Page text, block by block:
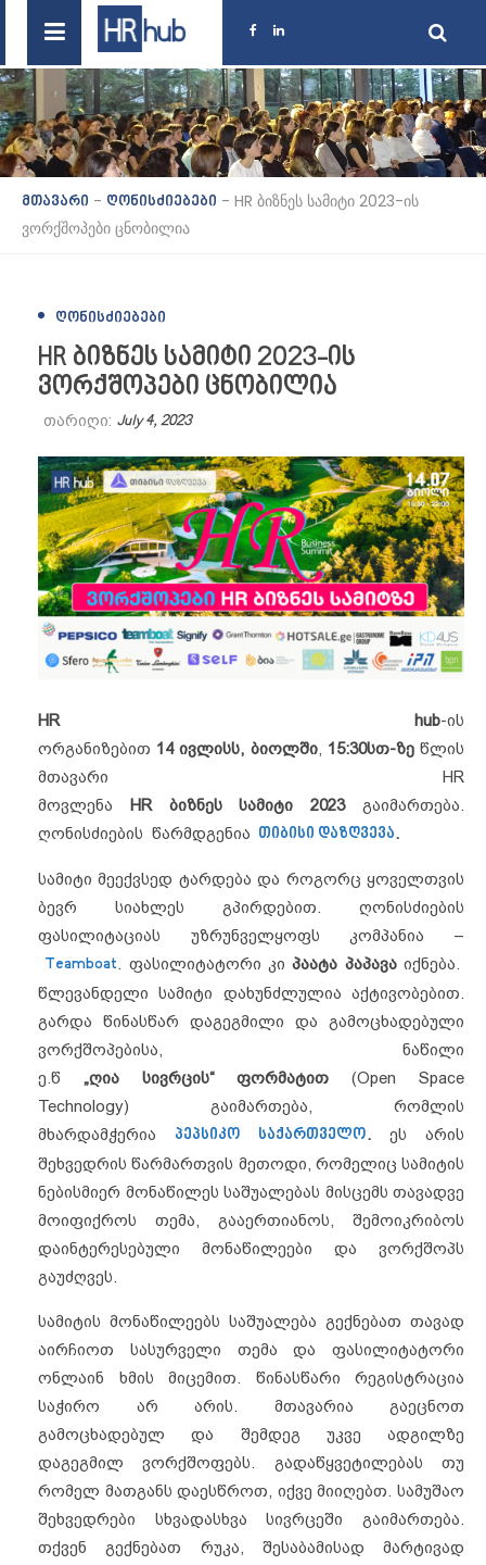
მთავარი - ღონისძიებები - HR ბიზნეს სამიტი 2023-ის
ვორქშოპები ცნობილია
ᲦᲝᲜᲘᲡᲫᲘᲔᲑᲔᲑᲘ
HR ბიზნეს სამიტი 2023-ის
ვორქშოპები ცნობილია
თარიღი: July 4, 2023
HR hub-ის
ორგანიზებით 14 ივლისს, ბიოლში, 15:30სთ-ზე წლის
მთავარი HR
მოვლენა HR ბიზნეს სამიტი 2023გაიმართება.
ღონისძიების წარმდგენია თიბისი დაზღვევა.
სამიტი მეექვსედ ტარდება და როგორც ყოველთვის
ბევრ სიახლეს გპირდებით. ღონისძიების
ფასილიტაციას უზრუნველყოფს კომპანია –
Teamboat. ფასილიტატორი კიპაატა პაპავაიქნება.
წლევანდელი სამიტი დახუნძლულია აქტივობებით.
გარდა წინასწარ დაგეგმილი და გამოცხადებული
ვორქშოპებისა, ნაწილი
ე.წ „ღია სივრცის“ ფორმატით (Open Space
Technology) გაიმართება, რომლის
მხარდამჭერია პეპსიკო საქართველო. ეს არის
შეხვედრის წარმართვის მეთოდი, რომელიც სამიტის
ნებისმიერ მონაწილეს საშუალებას მისცემს თავადვე
მოიფიქროს თემა, გააერთიანოს, შემოიკრიბოს
დაინტერესებული მონაწილეები და ვორქშოპს
გაუძღვეს.
სამიტის მონაწილეებს საშუალება გექნებათ თავად
აირჩიოთ სასურველი თემა და ფასილიტატორი
ონლაინ ხმის მიცემით. წინასწარი რეგისტრაცია
საჭირო არ არის. მთავარია გაეცნოთ
გამოცხადებულ და შემდეგ უკვე ადგილზე
დაგეგმილ ვორქშოფებს. გადაწყვეტილებას თუ
რომელ მათგანს დაესწროთ, იქვე მიიღებთ. სამუშაო
შეხვედრები სხვადასხვა სივრცეში გაიმართება.
თქვენ გექნებათ რუკა, შესაბამისად მარტივად